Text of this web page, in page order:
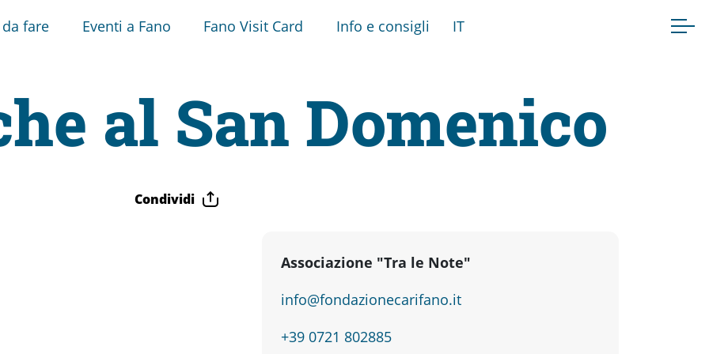
da fare Eventi a Fano Fano Visit Card Info e consigli IT
al San Domenico
Condividi
Associazione "Tra le Note"
info@fondazionecarifano.it
+39 0721 802885